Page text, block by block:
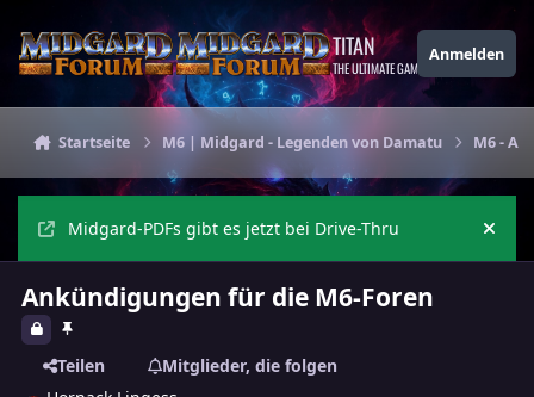
TITAN
THE ULTIMATE GAMING THEME
Anmelden
Startseite M6 | Midgard - Legenden von Damatu M6 -
Midgard-PDFs gibt es jetzt bei Drive-Thru
Ankündigungen für die M6-Foren
Teilen
Mitglieder, die folgen